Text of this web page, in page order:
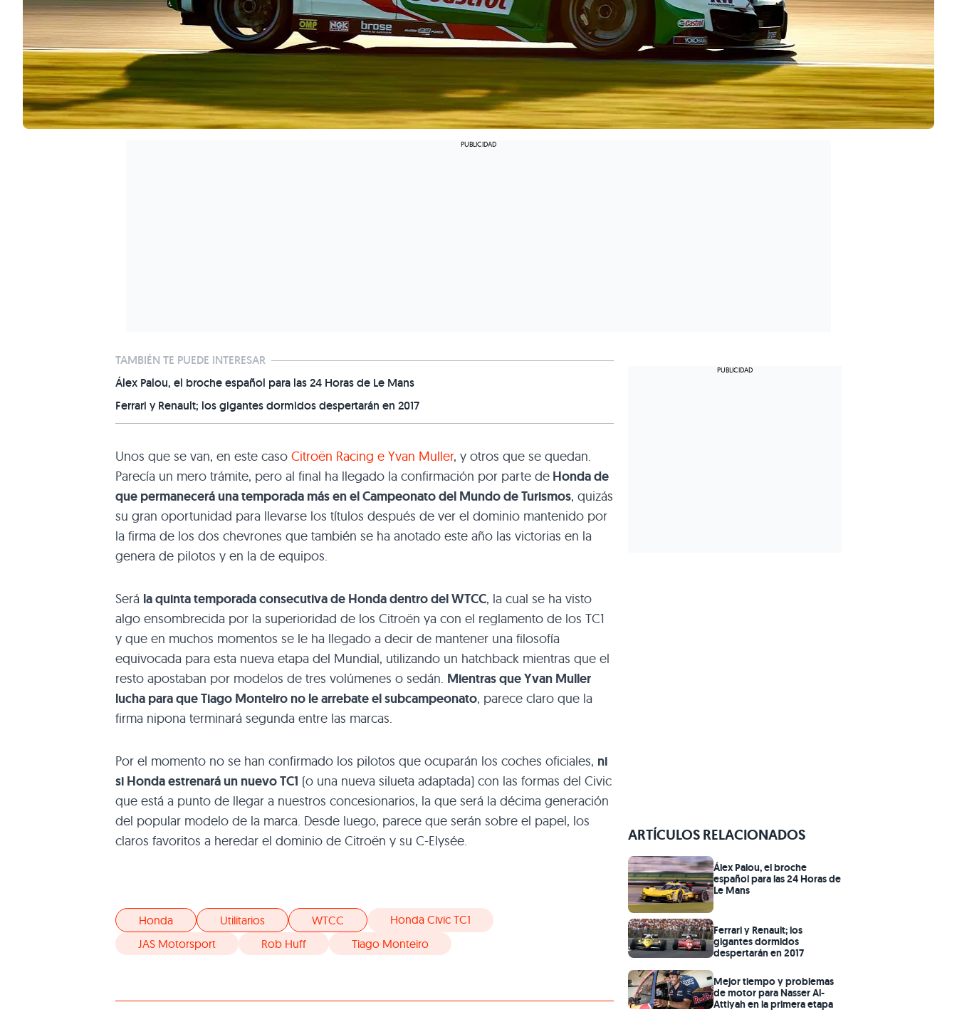
TAMBIÉN TE PUEDE INTERESAR
Álex Palou, el broche español para las 24 Horas de Le Mans
Ferrari y Renault; los gigantes dormidos despertarán en 2017
Unos que se van, en este caso Citroën Racing e Yvan Muller, y otros que se quedan.
Parecía un mero trámite, pero al final ha llegado la confirmación por parte de Honda de
que permanecerá una temporada más en el Campeonato del Mundo de Turismos, quizás
su gran oportunidad para llevarse los títulos después de ver el dominio mantenido por
la firma de los dos chevrones que también se ha anotado este año las victorias en la
genera de pilotos y en la de equipos.
Será la quinta temporada consecutiva de Honda dentro del WTCC, la cual se ha visto
algo ensombrecida por la superioridad de los Citroën ya con el reglamento de los TC1
y que en muchos momentos se le ha llegado a decir de mantener una filosofía
equivocada para esta nueva etapa del Mundial, utilizando un hatchback mientras que el
resto apostaban por modelos de tres volúmenes o sedán. Mientras que Yvan Muller
lucha para que Tiago Monteiro no le arrebate el subcampeonato, parece claro que la
firma nipona terminará segunda entre las marcas.
Por el momento no se han confirmado los pilotos que ocuparán los coches oficiales, ni
si Honda estrenará un nuevo TC1 (o una nueva silueta adaptada) con las formas del Civic
que está a punto de llegar a nuestros concesionarios, la que será la décima generación
del popular modelo de la marca. Desde luego, parece que serán sobre el papel, los
claros favoritos a heredar el dominio de Citroën y su C-Elysée.
Honda Utilitarios WTCC
Honda Civic TC1
JAS Motorsport
Rob Huff Tiago Monteiro
ARTÍCULOS RELACIONADOS
Álex Palou, el broche
español para las 24 Horas de
Le Mans
Ferrari y Renault; los
gigantes dormidos
despertarán en 2017
Mejor tiempo y problemas
de motor para Nasser Al-
Attiyah en la primera etapa